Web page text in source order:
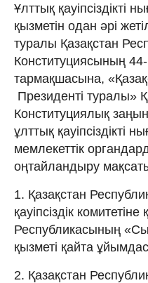
Ұлттық қауіпсіздікті
қызметін одан әpi
туралы Қазақстан
Конституциясының
тармақшасына,
Президентi туралы»
Конституциялық
ұлттық қауіпсіздікті
мемлекеттік
оңтайландыру
1. Қазақстан
қауіпсіздік
Республикасының
қызметі қайта
2. Қазақстан